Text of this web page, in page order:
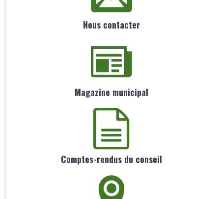
Nous contacter
Magazine municipal
Comptes-rendus du conseil